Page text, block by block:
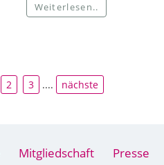
Weiterlesen..
2 3 .... nächste
Mitgliedschaft Presse